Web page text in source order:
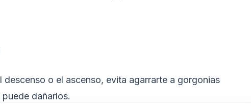
descenso o el ascenso, evita agarrarte a gorgonias
dañarlos.